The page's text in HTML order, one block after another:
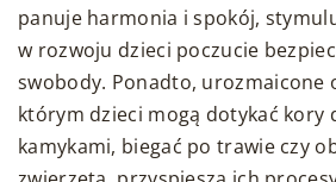
panuje harmonia i spokój,
w rozwoju dzieci poczucie
swobody. Ponadto, urozmaicone
którym dzieci mogą dotykać kory
kamykami, biegać po trawie czy